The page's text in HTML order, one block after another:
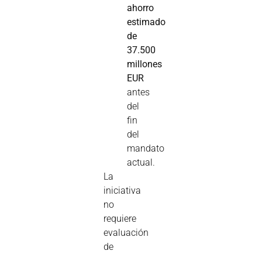
ahorro
estimado
de
37.500
millones
EUR
antes
del
fin
del
mandato
actual.
La
iniciativa
no
requiere
evaluación
de